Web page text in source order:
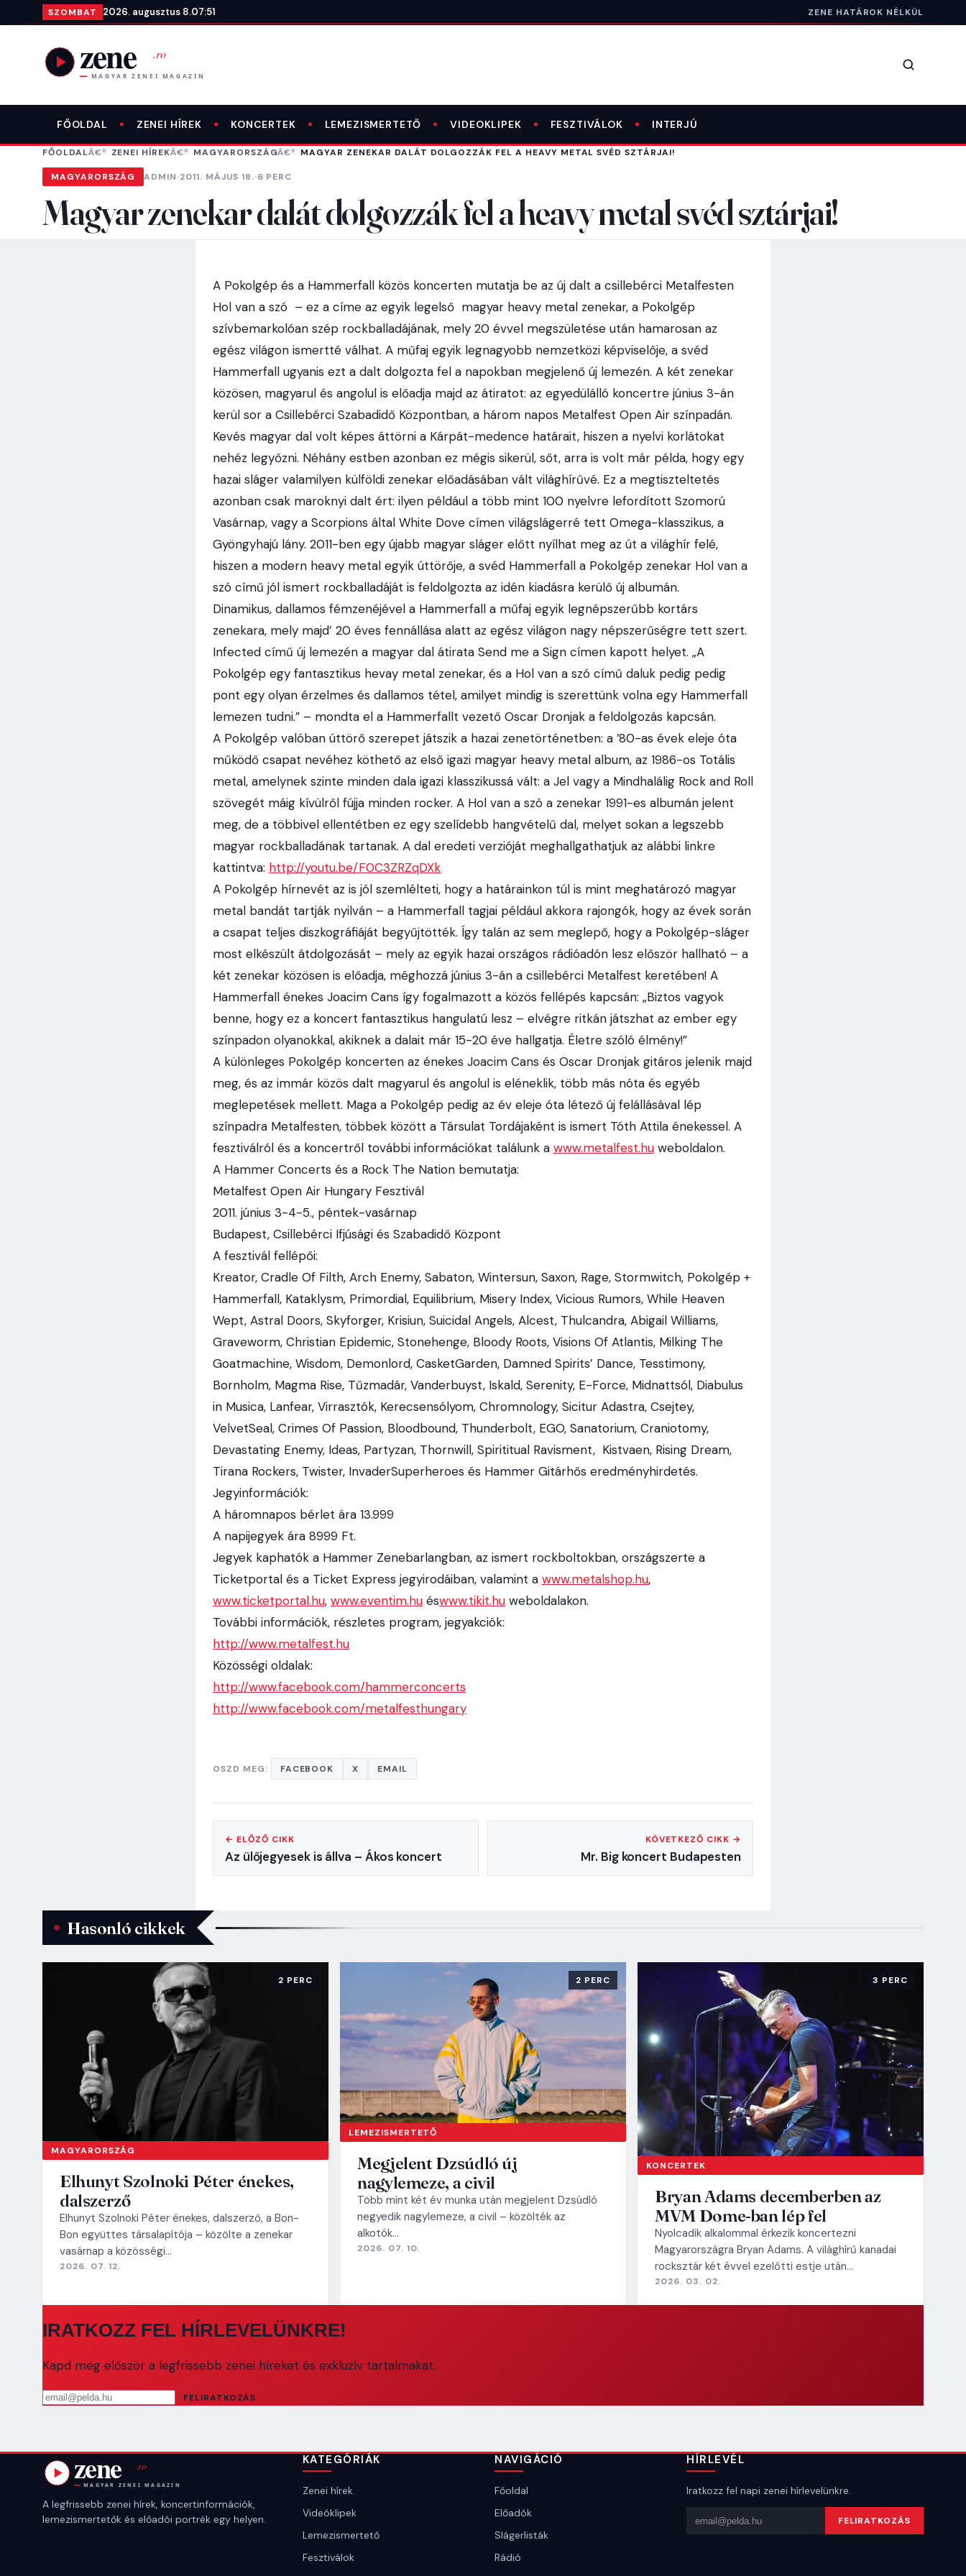
Ugrás a tartalomra
SZOMBAT 2026. augusztus 8.07:51 ZENE HATÁROK NÉLKÜL
Keresés
FŐOLDAL ZENEI HÍREK KONCERTEK LEMEZISMERTETŐ VIDEOKLIPEK FESZTIVÁLOK INTERJÚ
FŐOLDAL ZENEI HÍREK MAGYARORSZÁG MAGYAR ZENEKAR DALÁT DOLGOZZÁK FEL A HEAVY METAL SVÉD SZTÁRJAI!
MAGYARORSZÁG ADMIN·2011. MÁJUS 18.·6 PERC
Magyar zenekar dalát dolgozzák fel a heavy metal svéd sztárjai!
A Pokolgép és a Hammerfall közös koncerten mutatja be az új dalt a csillebérci Metalfesten
Hol van a szó – ez a címe az egyik legelső magyar heavy metal zenekar, a Pokolgép
szívbemarkolóan szép rockballadájának, mely 20 évvel megszületése után hamarosan az
egész világon ismertté válhat. A műfaj egyik legnagyobb nemzetközi képviselője, a svéd
Hammerfall ugyanis ezt a dalt dolgozta fel a napokban megjelenő új lemezén. A két zenekar
közösen, magyarul és angolul is előadja majd az átiratot: az egyedülálló koncertre június 3-án
kerül sor a Csillebérci Szabadidő Központban, a három napos Metalfest Open Air színpadán.
Kevés magyar dal volt képes áttörni a Kárpát-medence határait, hiszen a nyelvi korlátokat
nehéz legyőzni. Néhány estben azonban ez mégis sikerül, sőt, arra is volt már példa, hogy egy
hazai sláger valamilyen külföldi zenekar előadásában vált világhírűvé. Ez a megtiszteltetés
azonban csak maroknyi dalt ért: ilyen például a több mint 100 nyelvre lefordított Szomorú
Vasárnap, vagy a Scorpions által White Dove címen világslágerré tett Omega-klasszikus, a
Gyöngyhajú lány. 2011-ben egy újabb magyar sláger előtt nyílhat meg az út a világhír felé,
hiszen a modern heavy metal egyik úttörője, a svéd Hammerfall a Pokolgép zenekar Hol van a
szó című jól ismert rockballadáját is feldolgozta az idén kiadásra kerülő új albumán.
Dinamikus, dallamos fémzenéjével a Hammerfall a műfaj egyik legnépszerűbb kortárs
zenekara, mely majd’ 20 éves fennállása alatt az egész világon nagy népszerűségre tett szert.
Infected című új lemezén a magyar dal átirata Send me a Sign címen kapott helyet. „A
Pokolgép egy fantasztikus hevay metal zenekar, és a Hol van a szó című daluk pedig pedig
pont egy olyan érzelmes és dallamos tétel, amilyet mindig is szerettünk volna egy Hammerfall
lemezen tudni.” – mondta el a Hammerfallt vezető Oscar Dronjak a feldolgozás kapcsán.
A Pokolgép valóban úttörő szerepet játszik a hazai zenetörténetben: a ’80-as évek eleje óta
működő csapat nevéhez köthető az első igazi magyar heavy metal album, az 1986-os Totális
metal, amelynek szinte minden dala igazi klasszikussá vált: a Jel vagy a Mindhalálig Rock and Roll
szövegét máig kívülről fújja minden rocker. A Hol van a szó a zenekar 1991-es albumán jelent
meg, de a többivel ellentétben ez egy szelídebb hangvételű dal, melyet sokan a legszebb
magyar rockballadának tartanak. A dal eredeti verzióját meghallgathatjuk az alábbi linkre
kattintva: http://youtu.be/F0C3ZRZqDXk
A Pokolgép hírnevét az is jól szemlélteti, hogy a határainkon túl is mint meghatározó magyar
metal bandát tartják nyilván – a Hammerfall tagjai például akkora rajongók, hogy az évek során
a csapat teljes diszkográfiáját begyűjtötték. Így talán az sem meglepő, hogy a Pokolgép-sláger
most elkészült átdolgozását – mely az egyik hazai országos rádióadón lesz először hallható – a
két zenekar közösen is előadja, méghozzá június 3-án a csillebérci Metalfest keretében! A
Hammerfall énekes Joacim Cans így fogalmazott a közös fellépés kapcsán: „Biztos vagyok
benne, hogy ez a koncert fantasztikus hangulatú lesz – elvégre ritkán játszhat az ember egy
színpadon olyanokkal, akiknek a dalait már 15-20 éve hallgatja. Életre szóló élmény!”
A különleges Pokolgép koncerten az énekes Joacim Cans és Oscar Dronjak gitáros jelenik majd
meg, és az immár közös dalt magyarul és angolul is eléneklik, több más nóta és egyéb
meglepetések mellett. Maga a Pokolgép pedig az év eleje óta létező új felállásával lép
színpadra Metalfesten, többek között a Társulat Tordájaként is ismert Tóth Attila énekessel. A
fesztiválról és a koncertről további információkat találunk a www.metalfest.hu weboldalon.
A Hammer Concerts és a Rock The Nation bemutatja:
Metalfest Open Air Hungary Fesztivál
2011. június 3-4-5., péntek-vasárnap
Budapest, Csillebérci Ifjúsági és Szabadidő Központ
A fesztivál fellépői:
Kreator, Cradle Of Filth, Arch Enemy, Sabaton, Wintersun, Saxon, Rage, Stormwitch, Pokolgép +
Hammerfall, Kataklysm, Primordial, Equilibrium, Misery Index, Vicious Rumors, While Heaven
Wept, Astral Doors, Skyforger, Krisiun, Suicidal Angels, Alcest, Thulcandra, Abigail Williams,
Graveworm, Christian Epidemic, Stonehenge, Bloody Roots, Visions Of Atlantis, Milking The
Goatmachine, Wisdom, Demonlord, CasketGarden, Damned Spirits’ Dance, Tesstimony,
Bornholm, Magma Rise, Tűzmadár, Vanderbuyst, Iskald, Serenity, E-Force, Midnattsól, Diabulus
in Musica, Lanfear, Virrasztók, Kerecsensólyom, Chromnology, Sicitur Adastra, Csejtey,
VelvetSeal, Crimes Of Passion, Bloodbound, Thunderbolt, EGO, Sanatorium, Craniotomy,
Devastating Enemy, Ideas, Partyzan, Thornwill, Spirititual Ravisment, Kistvaen, Rising Dream,
Tirana Rockers, Twister, InvaderSuperheroes és Hammer Gitárhős eredményhirdetés.
Jegyinformációk:
A háromnapos bérlet ára 13.999
A napijegyek ára 8999 Ft.
Jegyek kaphatók a Hammer Zenebarlangban, az ismert rockboltokban, országszerte a
Ticketportal és a Ticket Express jegyirodáiban, valamint a www.metalshop.hu,
www.ticketportal.hu, www.eventim.hu éswww.tikit.hu weboldalakon.
További információk, részletes program, jegyakciók:
http://www.metalfest.hu
Közösségi oldalak:
http://www.facebook.com/hammerconcerts
http://www.facebook.com/metalfesthungary
OSZD MEG: FACEBOOK X EMAIL
← ELŐZŐ CIKK
Az ülőjegyesek is állva – Ákos koncert
KÖVETKEZŐ CIKK →
Mr. Big koncert Budapesten
Hasonló cikkek
MAGYARORSZÁG
2 PERC
Elhunyt Szolnoki Péter énekes,
dalszerző
Elhunyt Szolnoki Péter énekes, dalszerző, a Bon-
Bon együttes társalapítója – közölte a zenekar
vasárnap a közösségi…
2026. 07. 12.
LEMEZISMERTETŐ
2 PERC
Megjelent Dzsúdló új
nagylemeze, a civil
Több mint két év munka után megjelent Dzsúdló
negyedik nagylemeze, a civil – közölték az
alkotók…
2026. 07. 10.
KONCERTEK
3 PERC
Bryan Adams decemberben az
MVM Dome-ban lép fel
Nyolcadik alkalommal érkezik koncertezni
Magyarországra Bryan Adams. A világhírű kanadai
rocksztár két évvel ezelőtti estje után…
2026. 03. 02.
IRATKOZZ FEL HÍRLEVELÜNKRE!
Kapd meg először a legfrissebb zenei híreket és exkluzív tartalmakat.
Email cím
FELIRATKOZÁS
A legfrissebb zenei hírek, koncertinformációk,
lemezismertetők és előadói portrék egy helyen.
KATEGÓRIÁK
Zenei hírek
Videóklipek
Lemezismertető
Fesztiválok
NAVIGÁCIÓ
Főoldal
Előadók
Slágerlisták
Rádió
HÍRLEVÉL
Iratkozz fel napi zenei hírlevelünkre.
Email cím FELIRATKOZÁS